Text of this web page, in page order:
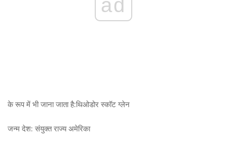
ad
के रूप में भी जाना जाता है:थिओडोर स्कॉट ग्लेन
जन्म देश: संयुक्त राज्य अमेरिका